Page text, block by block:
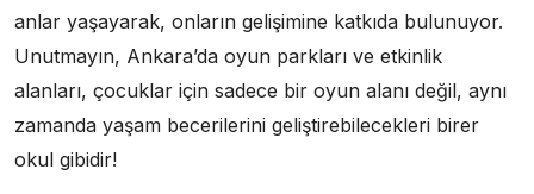
anlar yaşayarak, onların gelişimine katkıda bulunuyor.
Unutmayın, Ankara’da oyun parkları ve etkinlik
alanları, çocuklar için sadece bir oyun alanı değil, aynı
zamanda yaşam becerilerini geliştirebilecekleri birer
okul gibidir!